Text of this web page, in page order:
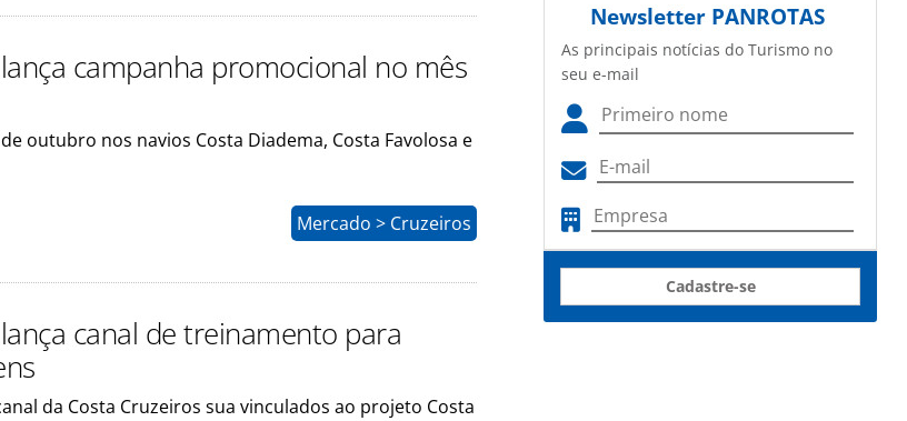
campanha promocional no mês
outubro nos navios Costa Diadema, Costa Favolosa e
Mercado > Cruzeiros
canal de treinamento para
da Costa Cruzeiros sua vinculados ao projeto Costa
Newsletter PANROTAS
As principais notícias do Turismo no
seu e-mail
Cadastre-se